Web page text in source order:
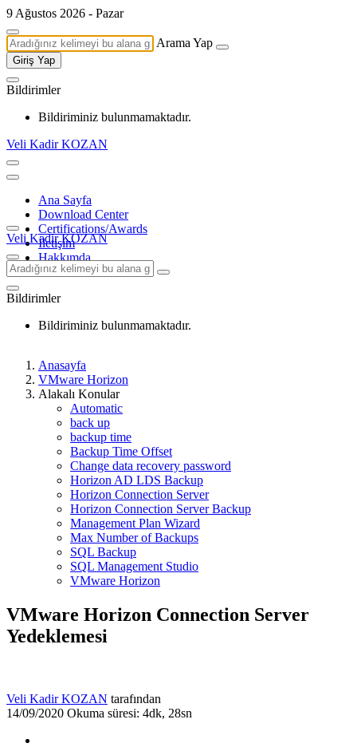
9 Ağustos 2026 - Pazar
Arama Yap
Giriş Yap
Bildirimler
Bildiriminiz bulunmamaktadır.
Veli Kadir KOZAN
Ana Sayfa
Download Center
Certifications/Awards
İletişim
Hakkımda
Veli Kadir KOZAN
Bildirimler
Bildiriminiz bulunmamaktadır.
Anasayfa
VMware Horizon
Alakalı Konular
Automatic
back up
backup time
Backup Time Offset
Change data recovery password
Horizon AD LDS Backup
Horizon Connection Server
Horizon Connection Server Backup
Management Plan Wizard
Max Number of Backups
SQL Backup
SQL Management Studio
VMware Horizon
VMware Horizon Connection Server
Yedeklemesi
Veli Kadir KOZAN tarafından
14/09/2020 Okuma süresi: 4dk, 28sn